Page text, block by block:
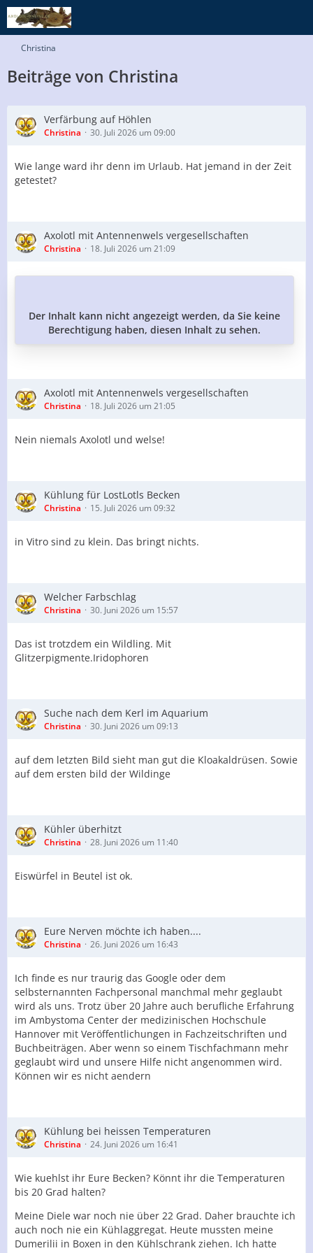
Christina
Beiträge von Christina
Verfärbung auf Höhlen
Christina 30. Juli 2026 um 09:00
Wie lange ward ihr denn im Urlaub. Hat jemand in der Zeit
getestet?
Axolotl mit Antennenwels vergesellschaften
Christina 18. Juli 2026 um 21:09
Der Inhalt kann nicht angezeigt werden, da Sie keine
Berechtigung haben, diesen Inhalt zu sehen.
Axolotl mit Antennenwels vergesellschaften
Christina 18. Juli 2026 um 21:05
Nein niemals Axolotl und welse!
Kühlung für LostLotls Becken
Christina 15. Juli 2026 um 09:32
in Vitro sind zu klein. Das bringt nichts.
Welcher Farbschlag
Christina 30. Juni 2026 um 15:57
Das ist trotzdem ein Wildling. Mit
Glitzerpigmente.Iridophoren
Suche nach dem Kerl im Aquarium
Christina 30. Juni 2026 um 09:13
auf dem letzten Bild sieht man gut die Kloakaldrüsen. Sowie
auf dem ersten bild der Wildinge
Kühler überhitzt
Christina 28. Juni 2026 um 11:40
Eiswürfel in Beutel ist ok.
Eure Nerven möchte ich haben....
Christina 26. Juni 2026 um 16:43
Ich finde es nur traurig das Google oder dem
selbsternannten Fachpersonal manchmal mehr geglaubt
wird als uns. Trotz über 20 Jahre auch berufliche Erfahrung
im Ambystoma Center der medizinischen Hochschule
Hannover mit Veröffentlichungen in Fachzeitschriften und
Buchbeiträgen. Aber wenn so einem Tischfachmann mehr
geglaubt wird und unsere Hilfe nicht angenommen wird.
Können wir es nicht aendern
Kühlung bei heissen Temperaturen
Christina 24. Juni 2026 um 16:41
Wie kuehlst ihr Eure Becken? Könnt ihr die Temperaturen
bis 20 Grad halten?
Meine Diele war noch nie über 22 Grad. Daher brauchte ich
auch noch nie ein Kühlaggregat. Heute mussten meine
Dumerilii in Boxen in den Kühlschrank ziehen. Ich hatte